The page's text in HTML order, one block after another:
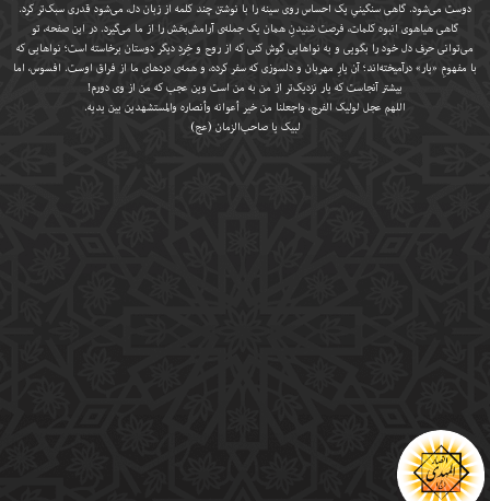
دوست می‌شود. گاهی سنگینیِ یک احساس روی سینه را با نوشتن چند کلمه از زبان دل، می‌شود قدری سبک‌تر کرد.
گاهی هیاهوی انبوه کلمات، فرصت شنیدنِ همان یک جمله‌ی آرامش‌بخش را از ما می‌گیرد. در این صفحه، تو
می‌توانی حرف دل خود را بگویی و به نواهایی گوش کنی که از روح و خِردِ دیگر دوستان برخاسته است؛ نواهایی که
با مفهومِ «یار» درآمیخته‌اند؛ آن یارِ مهربان و دلسوزی که سفر کرده، و همه‌ی دردهای ما از فراق اوست. افسوس، اما
بیشتر آنجاست که یار نزدیک‌تر از من به من است وین عجب که من از وی دورم!
اللهم عجل لولیک الفرج، واجعلنا من خیر أعوانه وأنصاره والمستشهدین بین یدیه.
لبیک یا صاحب‌الزمان (عج)